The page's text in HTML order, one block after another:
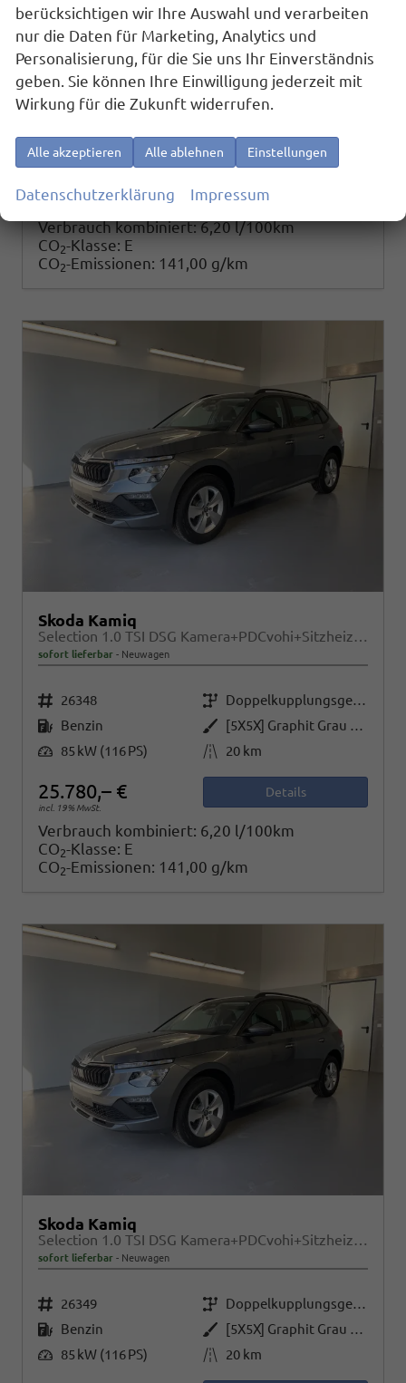
Skoda Kamiq
sofort lieferbar Neuwagen
25919
85 kW (116 PS) 20 km
25.780,– € Details
Verbrauch kombiniert:6,20 l/100km
CO2-Klasse: E
CO2-Emissionen: 141,00 g/km
Skoda Kamiq
Selection 1.0 TSI DSG Kamera+PDCvohi+Sitzheizung+AppConnect+Sunset+Alu16
sofort lieferbar Neuwagen
Fahrzeugnr. 26348 Getriebe
Doppelkupplungsgetriebe (DSG)
Kraftstoff Benzin Außenfarbe
[5X5X] Graphit Grau Metallic
Leistung 85 kW (116 PS) Kilometerstand 20 km
25.780,– €
incl. 19% MwSt.
Details
Verbrauch kombiniert: 6,20 l/100km
CO2-Klasse: E
CO2-Emissionen: 141,00 g/km
Skoda Kamiq
Selection 1.0 TSI DSG Kamera+PDCvohi+Sitzheizung+AppConnect+Sunset+Alu16
sofort lieferbar Neuwagen
Fahrzeugnr. 26349 Getriebe
Doppelkupplungsgetriebe (DSG)
Kraftstoff Benzin Außenfarbe
[5X5X] Graphit Grau Metallic
Leistung 85 kW (116 PS) Kilometerstand 20 km
berücksichtigen wir Ihre Auswahl und verarbeiten
nur die Daten für Marketing, Analytics und
Personalisierung, für die Sie uns Ihr Einverständnis
geben. Sie können Ihre Einwilligung jederzeit mit
Wirkung für die Zukunft widerrufen.
Alle akzeptieren Alle ablehnen Einstellungen
Datenschutzerklärung Impressum